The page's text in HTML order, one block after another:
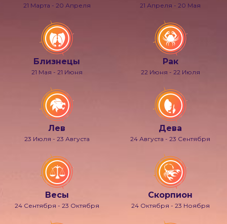
21 Марта - 20 Апреля 21 Апреля - 20 Мая
Близнецы
21 Мая - 21 Июня
Рак
22 Июня - 22 Июля
Лев
23 Июля - 23 Августа
Дева
24 Августа - 23 Сентября
Весы
24 Сентября - 23 Октября
Скорпион
24 Октября - 23 Ноября